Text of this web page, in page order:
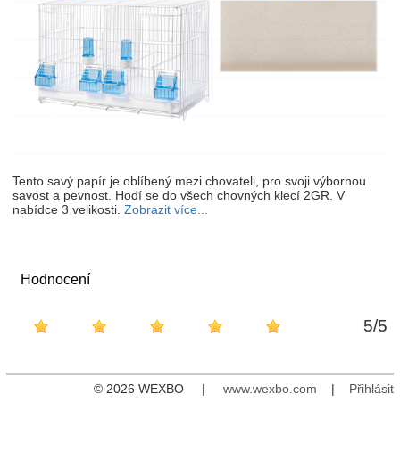
Tento savý papír je oblíbený mezi chovateli, pro svoji výbornou
savost a pevnost. Hodí se do všech chovných klecí 2GR. V
nabídce 3 velikosti. Zobrazit více...
Hodnocení
5/5
© 2026 WEXBO | www.wexbo.com | Přihlásit